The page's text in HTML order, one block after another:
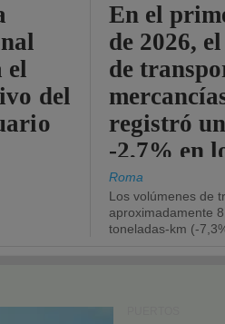
el
del
En el
de 2026,
de
registró
-2,7% en
Roma
Los volúmenes de
aproximadamente
toneladas-km (-